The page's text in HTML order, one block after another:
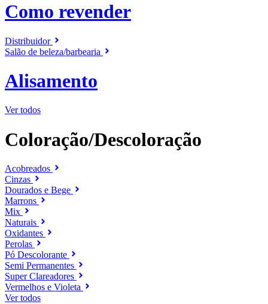
Como revender
Distribuidor
Salão de beleza/barbearia
Alisamento
Ver todos
Coloração/Descoloração
Acobreados
Cinzas
Dourados e Bege
Marrons
Mix
Naturais
Oxidantes
Perolas
Pó Descolorante
Semi Permanentes
Super Clareadores
Vermelhos e Violeta
Ver todos